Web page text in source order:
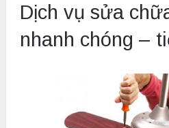
Dịch vụ sửa
nhanh chóng –